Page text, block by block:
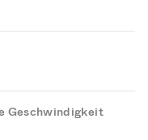
Geschwindigkeit